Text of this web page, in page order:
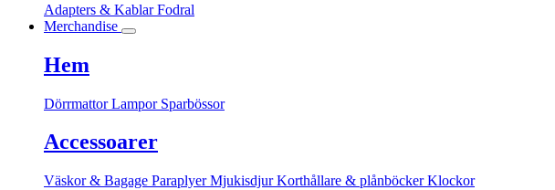
Adapters & KablarFodral
Merchandise
Hem
DörrmattorLampor Sparbössor
Accessoarer
Väskor & Bagage ParaplyerMjukisdjurKorthållare & plånböckerKlockor